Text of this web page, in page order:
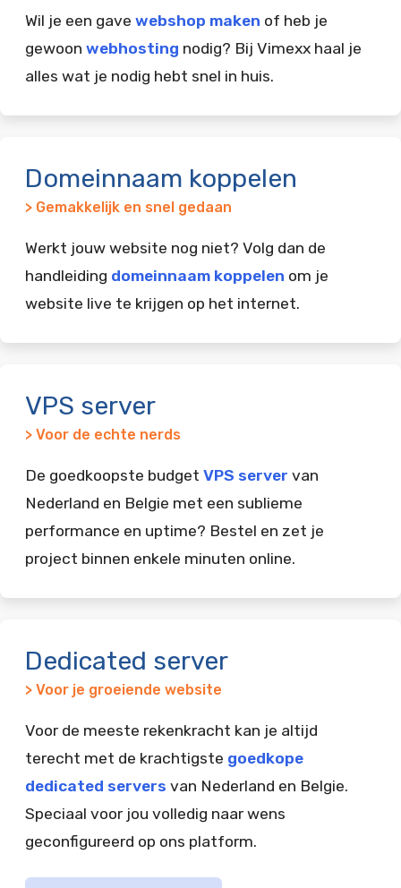
Wil je een gave webshop maken of heb je
gewoon webhosting nodig? Bij Vimexx haal je
alles wat je nodig hebt snel in huis.
Domeinnaam koppelen
> Gemakkelijk en snel gedaan
Werkt jouw website nog niet? Volg dan de
handleiding domeinnaam koppelen om je
website live te krijgen op het internet.
VPS server
> Voor de echte nerds
De goedkoopste budget VPS server van
Nederland en Belgie met een sublieme
performance en uptime? Bestel en zet je
project binnen enkele minuten online.
Dedicated server
> Voor je groeiende website
Voor de meeste rekenkracht kan je altijd
terecht met de krachtigste goedkope
dedicated servers van Nederland en Belgie.
Speciaal voor jou volledig naar wens
geconfigureerd op ons platform.